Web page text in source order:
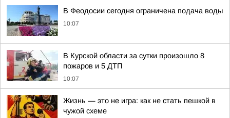
В Феодосии сегодня ограничена подача воды
10:07
В Курской области за сутки произошло 8
пожаров и 5 ДТП
10:07
Жизнь — это не игра: как не стать пешкой в
чужой схеме